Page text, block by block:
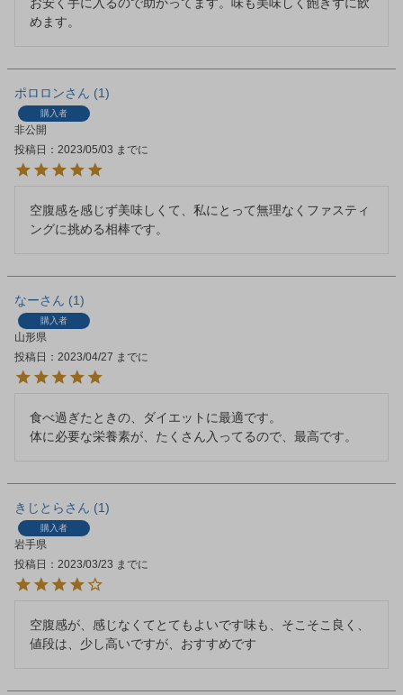
めます。
ポロロン 1
購入者
非公開
投稿日
2023/05/03
空腹感を感じず美味しくて、私にとって無理なくファスティ
ングに挑める相棒です。
なー 1
購入者
山形県
投稿日
2023/04/27
食べ過ぎたときの、ダイエットに最適です。
体に必要な栄養素が、たくさん入ってるので、最高です。
きじとら 1
購入者
岩手県
投稿日
2023/03/23
空腹感が、感じなくてとてもよいです味も、そこそこ良く、
値段は、少し高いですが、おすすめです